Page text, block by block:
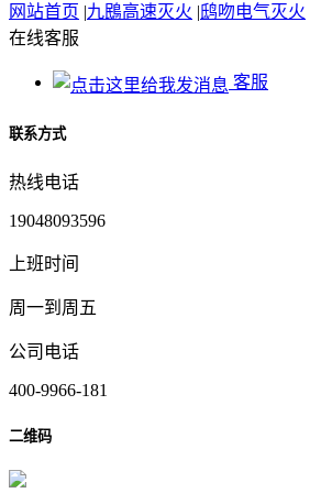
网站首页 |九鴖高速灭火 |鸱吻电气灭火
在线客服
客服
联系方式
热线电话
19048093596
上班时间
周一到周五
公司电话
400-9966-181
二维码